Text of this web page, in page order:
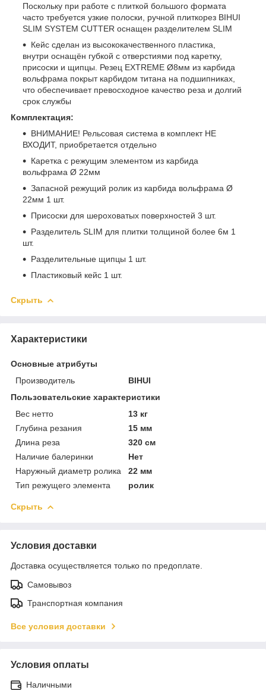
Поскольку при работе с плиткой большого формата
часто требуется узкие полоски, ручной плиткорез BIHUI
SLIM SYSTEM CUTTER оснащен разделителем SLIM
Кейс сделан из высококачественного пластика,
внутри оснащён губкой с отверстиями под каретку,
присоски и щипцы. Резец EXTREME Ø8мм из карбида
вольфрама покрыт карбидом титана на подшипниках,
что обеспечивает превосходное качество реза и долгий
срок службы
Комплектация:
ВНИМАНИЕ! Рельсовая система в комплект НЕ
ВХОДИТ, приобретается отдельно
Каретка с режущим элементом из карбида
вольфрама Ø 22мм
Запасной режущий ролик из карбида вольфрама Ø
22мм 1 шт.
Присоски для шероховатых поверхностей 3 шт.
Разделитель SLIM для плитки толщиной более 6м 1
шт.
Разделительные щипцы 1 шт.
Пластиковый кейс 1 шт.
Скрыть
Характеристики
Основные атрибуты
Производитель
BIHUI
Пользовательские характеристики
Вес нетто
13 кг
Глубина резания
15 мм
Длина реза
320 см
Наличие балеринки
Нет
Наружный диаметр ролика
22 мм
Тип режущего элемента
ролик
Скрыть
Условия доставки
Доставка осуществляется только по предоплате.
Самовывоз
Транспортная компания
Все условия доставки
Условия оплаты
Наличными